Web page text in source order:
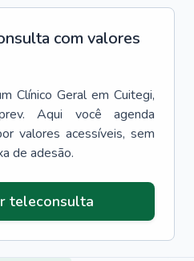
com valores
Clínico Geral em Cuitegi,
Aqui você agenda
valores acessíveis, sem
de adesão.
teleconsulta